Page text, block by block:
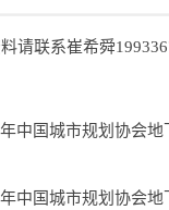
请联系崔希舜
年中国城市规划协会
年中国城市规划协会